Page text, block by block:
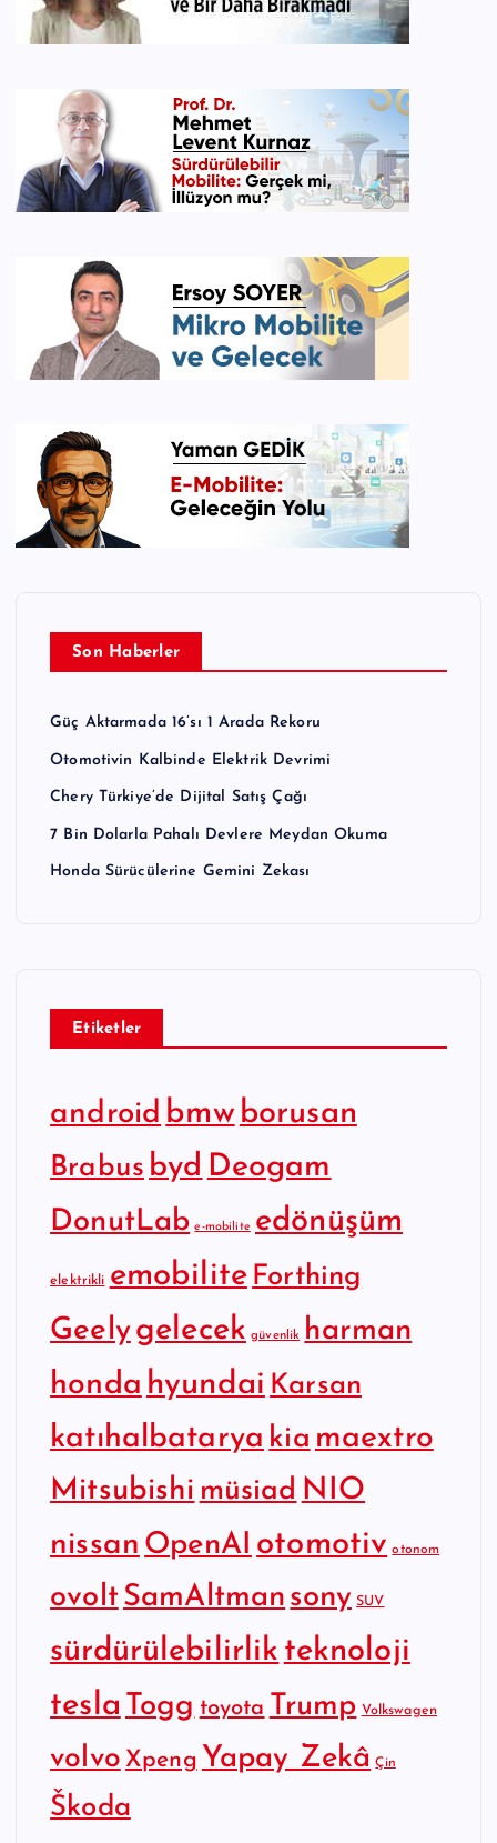
Son Haberler
Güç Aktarmada 16’sı 1 Arada Rekoru
Otomotivin Kalbinde Elektrik Devrimi
Chery Türkiye’de Dijital Satış Çağı
7 Bin Dolarla Pahalı Devlere Meydan Okuma
Honda Sürücülerine Gemini Zekası
Etiketler
android bmw borusan
Brabus byd Deogam
DonutLab e-mobilite edönüşüm
elektrikli emobilite Forthing
Geelygelecek güvenlik harman
honda hyundai Karsan
katıhalbatarya kia maextro
Mitsubishi müsiad NIO
nissan OpenAI otomotiv otonom
ovoltSamAltman sony SUV
sürdürülebilirlik teknoloji
tesla Togg toyota Trump Volkswagen
volvo Xpeng Yapay Zekâ Çin
Škoda